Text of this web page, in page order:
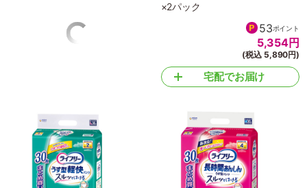
×2パック
53ポイント
5,354円
(税込 5,890円)
宅配でお届け